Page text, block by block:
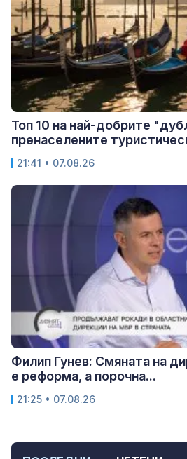
Топ 10 на най-добрите
пренаселените
21:41 • 07.08.26
Филип Гунев: Смяната на
е реформа, а порочна...
21:25 • 07.08.26